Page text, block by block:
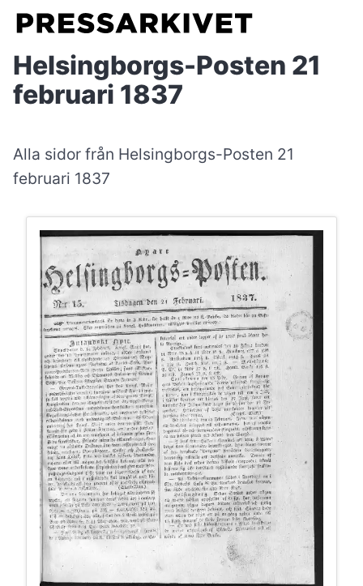
Helsingborgs-Posten 21
februari 1837
Alla sidor från Helsingborgs-Posten 21
februari 1837